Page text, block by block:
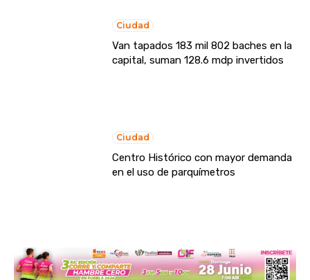
Ciudad
Van tapados 183 mil 802 baches en la
capital, suman 128.6 mdp invertidos
Ciudad
Centro Histórico con mayor demanda
en el uso de parquímetros